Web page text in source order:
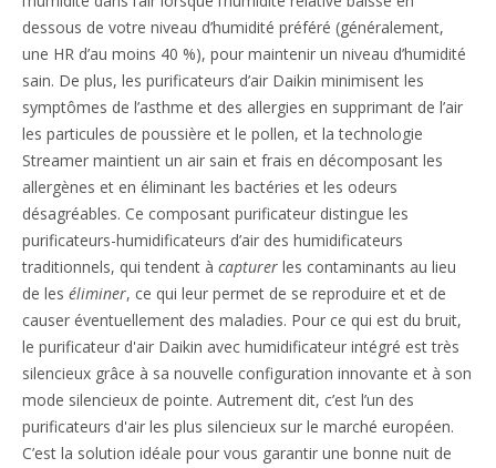
dessous de votre niveau d’humidité préféré (généralement,
une HR d’au moins 40 %), pour maintenir un niveau d’humidité
sain. De plus, les purificateurs d’air Daikin minimisent les
symptômes de l’asthme et des allergies en supprimant de l’air
les particules de poussière et le pollen, et la technologie
Streamer maintient un air sain et frais en décomposant les
allergènes et en éliminant les bactéries et les odeurs
désagréables. Ce composant purificateur distingue les
purificateurs-humidificateurs d’air des humidificateurs
traditionnels, qui tendent à capturer les contaminants au lieu
de les éliminer, ce qui leur permet de se reproduire et et de
causer éventuellement des maladies. Pour ce qui est du bruit,
le purificateur d'air Daikin avec humidificateur intégré est très
silencieux grâce à sa nouvelle configuration innovante et à son
mode silencieux de pointe. Autrement dit, c’est l’un des
purificateurs d'air les plus silencieux sur le marché européen.
C’est la solution idéale pour vous garantir une bonne nuit de